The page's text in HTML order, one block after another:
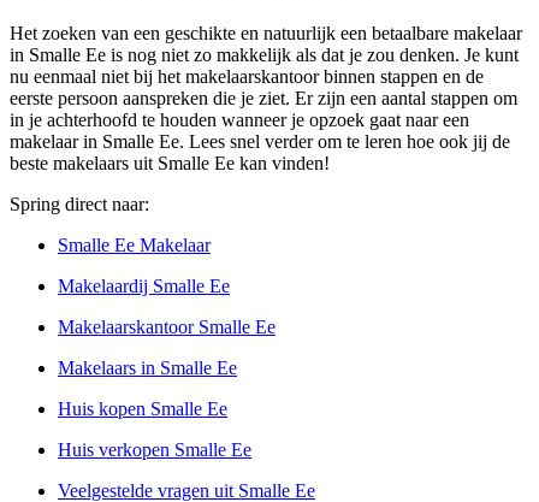
Het zoeken van een geschikte en natuurlijk een betaalbare makelaar
in Smalle Ee is nog niet zo makkelijk als dat je zou denken. Je kunt
nu eenmaal niet bij het makelaarskantoor binnen stappen en de
eerste persoon aanspreken die je ziet. Er zijn een aantal stappen om
in je achterhoofd te houden wanneer je opzoek gaat naar een
makelaar in Smalle Ee. Lees snel verder om te leren hoe ook jij de
beste makelaars uit Smalle Ee kan vinden!
Spring direct naar:
Smalle Ee Makelaar
Makelaardij Smalle Ee
Makelaarskantoor Smalle Ee
Makelaars in Smalle Ee
Huis kopen Smalle Ee
Huis verkopen Smalle Ee
Veelgestelde vragen uit Smalle Ee